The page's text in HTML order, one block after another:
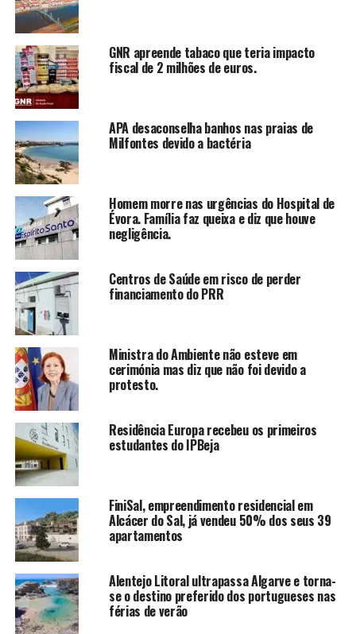
GNR apreende tabaco que teria impacto
fiscal de 2 milhões de euros.
APA desaconselha banhos nas praias de
Milfontes devido a bactéria
Homem morre nas urgências do Hospital de
Évora. Família faz queixa e diz que houve
negligência.
Centros de Saúde em risco de perder
financiamento do PRR
Ministra do Ambiente não esteve em
cerimónia mas diz que não foi devido a
protesto.
Residência Europa recebeu os primeiros
estudantes do IPBeja
FiniSal, empreendimento residencial em
Alcácer do Sal, já vendeu 50% dos seus 39
apartamentos
Alentejo Litoral ultrapassa Algarve e torna-
se o destino preferido dos portugueses nas
férias de verão